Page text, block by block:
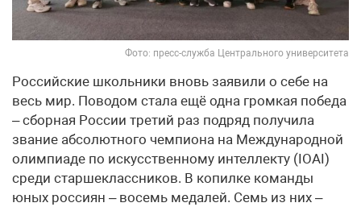
Фото: пресс-служба Центрального университета
Российские школьники вновь заявили о себе на
весь мир. Поводом стала ещё одна громкая победа
– сборная России третий раз подряд получила
звание абсолютного чемпиона на Международной
олимпиаде по искусственному интеллекту (IOAI)
среди старшеклассников. В копилке команды
юных россиян – восемь медалей. Семь из них –